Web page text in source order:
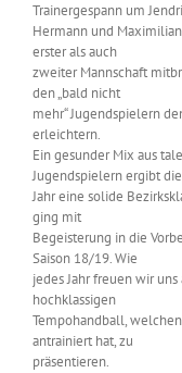
Trainergespann um
Hermann und
erster als auch
zweiter Mannschaft
den „bald nicht
mehr“ Jugendspielern
erleichtern.
Ein gesunder Mix aus
Jugendspielern ergibt
Jahr eine solide
ging mit
Begeisterung in die
Saison 18/19. Wie
jedes Jahr freuen wir
hochklassigen
Tempohandball,
antrainiert hat, zu
präsentieren.